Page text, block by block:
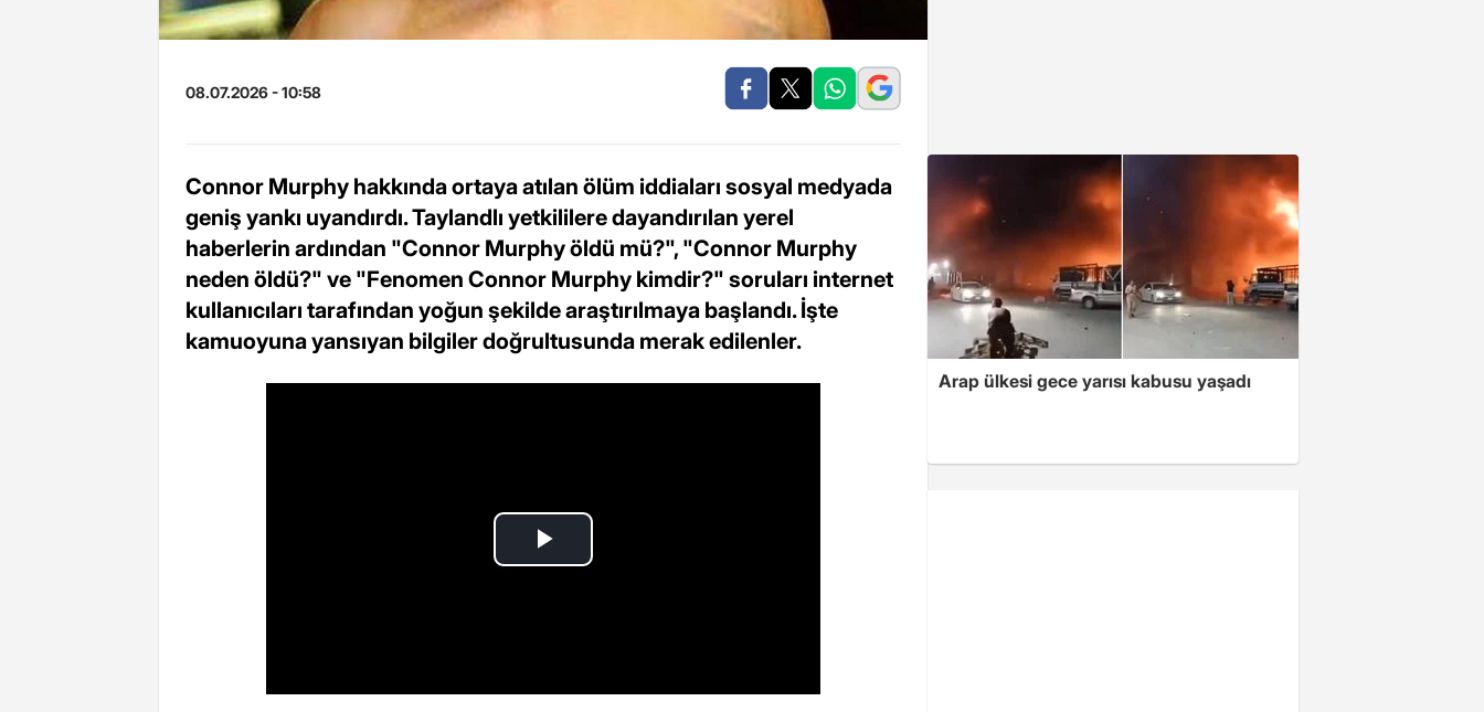
08.07.2026 - 10:58
Connor Murphy hakkında ortaya atılan ölüm iddiaları sosyal medyada
geniş yankı uyandırdı. Taylandlı yetkililere dayandırılan yerel
haberlerin ardından "Connor Murphy öldü mü?", "Connor Murphy
neden öldü?" ve "Fenomen Connor Murphy kimdir?" soruları internet
kullanıcıları tarafından yoğun şekilde araştırılmaya başlandı. İşte
kamuoyuna yansıyan bilgiler doğrultusunda merak edilenler.
Arap ülkesi gece yarısı kabusu yaşadı